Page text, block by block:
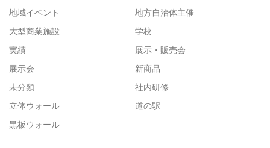
地域イベント
地方自治体主催
大型商業施設
学校
実績
展示・販売会
展示会
新商品
未分類
社内研修
立体ウォール
道の駅
黒板ウォール